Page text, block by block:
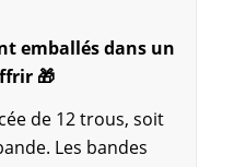
emballés dans un
🎁
de 12 trous, soit
Les bandes